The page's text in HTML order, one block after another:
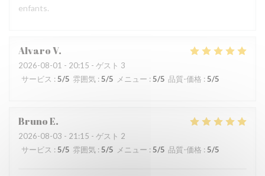
enfants.
AlvaroV
2026-08-01 - 20:15 - ゲスト 3
サービス : 5/5 雰囲気 : 5/5 メニュー : 5/5 品質-価格 : 5/5
BrunoE
2026-08-03 - 21:15 - ゲスト 2
サービス : 5/5 雰囲気 : 5/5 メニュー : 5/5 品質-価格 : 5/5